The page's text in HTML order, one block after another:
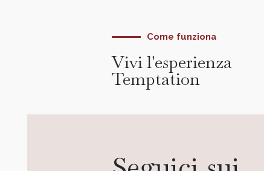
Come funziona
Vivi l'esperienza
Temptation